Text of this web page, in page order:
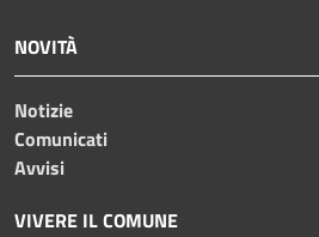
NOVITÀ
Notizie
Comunicati
Avvisi
VIVERE IL COMUNE